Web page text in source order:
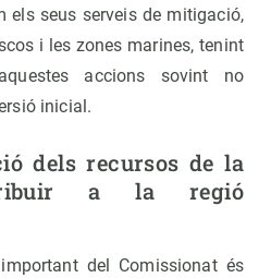
els seus serveis de mitigació,
i les zones marines, tenint
accions sovint no
inicial.
dels recursos de la
a la regió
del Comissionat és